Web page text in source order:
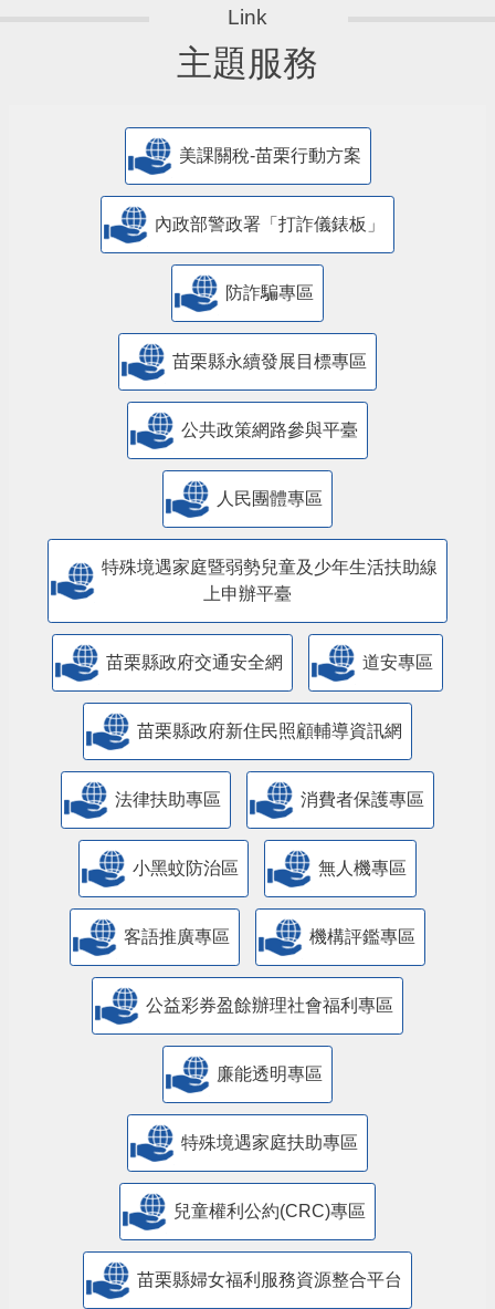
主題服務
美課關稅-苗栗行動方案
內政部警政署「打詐儀錶板」
防詐騙專區
苗栗縣永續發展目標專區
公共政策網路參與平臺
人民團體專區
特殊境遇家庭暨弱勢兒童及少年生活扶助線
上申辦平臺
苗栗縣政府交通安全網 道安專區
苗栗縣政府新住民照顧輔導資訊網
法律扶助專區 消費者保護專區
小黑蚊防治區 無人機專區
客語推廣專區 機構評鑑專區
公益彩券盈餘辦理社會福利專區
廉能透明專區
特殊境遇家庭扶助專區
兒童權利公約(CRC)專區
苗栗縣婦女福利服務資源整合平台